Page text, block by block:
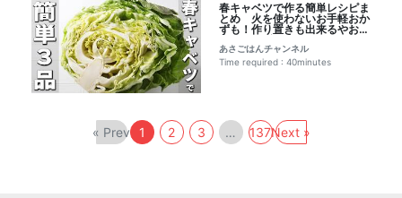
春キャベツで作る簡単レシピま
とめ 火を使わないお手軽おか
ずも！作り置きも出来るやお弁
を紹介します｜ あさごはんチ
ャンネルレシピ書き起こし
あさごはんチャンネル
Time required : 40minutes
« Prev 1 2 3 … 137Next »